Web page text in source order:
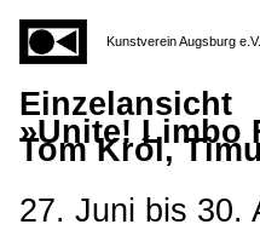
Kunstverein Augsburg e.V.
Einzelansicht
Tom Król,
»Unite! Limbo
27. Juni bis 30.